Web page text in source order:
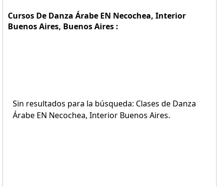
Cursos De Danza Árabe EN Necochea, Interior
Buenos Aires, Buenos Aires :
Sin resultados para la búsqueda: Clases de Danza
Árabe EN Necochea, Interior Buenos Aires.